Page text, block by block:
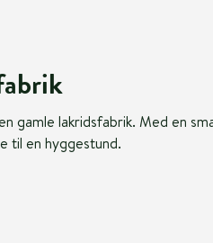
gamle lakridsfabrik. Med en
til en hyggestund.